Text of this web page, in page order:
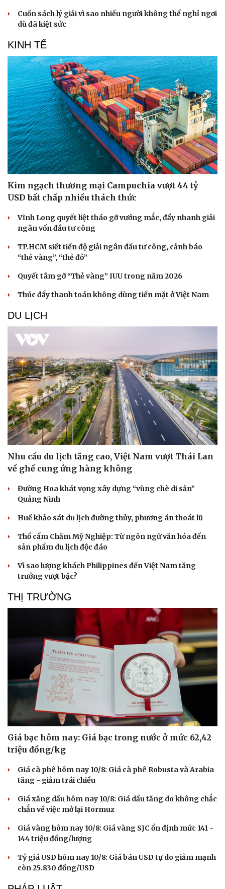
Sân khấu - Điện ảnh
Văn học
Thời trang
Sao Việt
Cuốn sách lý giải vì sao nhiều người không thể nghỉ ngơi
dù đã kiệt sức
KINH TẾ
Kim ngạch thương mại Campuchia vượt 44 tỷ
USD bất chấp nhiều thách thức
Vĩnh Long quyết liệt tháo gỡ vướng mắc, đẩy nhanh giải
ngân vốn đầu tư công
TP.HCM siết tiến độ giải ngân đầu tư công, cảnh báo
“thẻ vàng”, “thẻ đỏ”
Quyết tâm gỡ “Thẻ vàng” IUU trong năm 2026
Thúc đẩy thanh toán không dùng tiền mặt ở Việt Nam
DU LỊCH
Nhu cầu du lịch tăng cao, Việt Nam vượt Thái Lan
về ghế cung ứng hàng không
Đường Hoa khát vọng xây dựng “vùng chè di sản”
Quảng Ninh
Huế khảo sát du lịch đường thủy, phương án thoát lũ
Thổ cẩm Chăm Mỹ Nghiệp: Từ ngôn ngữ văn hóa đến
sản phẩm du lịch độc đáo
Vì sao lượng khách Philippines đến Việt Nam tăng
trưởng vượt bậc?
THỊ TRƯỜNG
Giá bạc hôm nay: Giá bạc trong nước ở mức 62,42
triệu đồng/kg
Giá cà phê hôm nay 10/8: Giá cà phê Robusta và Arabia
tăng - giảm trái chiều
Giá xăng dầu hôm nay 10/8: Giá dầu tăng do không chắc
chắn về việc mở lại Hormuz
Giá vàng hôm nay 10/8: Giá vàng SJC ổn định mức 141 -
144 triệu đồng/lượng
Tỷ giá USD hôm nay 10/8: Giá bán USD tự do giảm mạnh
còn 25.830 đồng/USD